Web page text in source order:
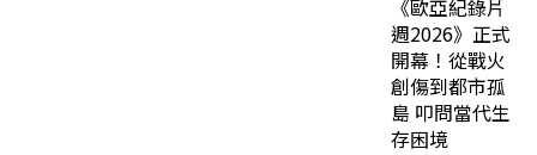
《歐亞紀錄片
週2026》正式
開幕！從戰火
創傷到都市孤
島 叩問當代生
存困境